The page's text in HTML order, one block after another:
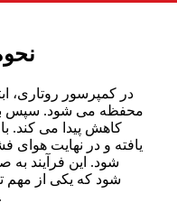
در کمپرسور روتاری،
محفظه می شود. سپس
کاهش پیدا می کند.
یافته و در نهایت
شود. این فرآیند به
شود که یکی از مهم
نسبت به مدل های پیستونی است.